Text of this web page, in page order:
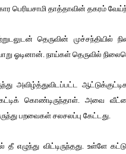
பெரியசாமி தாத்தாவின் தகரம்
தெருவின்
ஓடினான். நாய்கள் தெருவில்
அவிழ்த்துவிடப்பட்ட
கொண்டிருந்தாள். அவை
பறவைகள் சலசலப்பு கேட்டது.
விட்டிருந்தது. உள்ளே